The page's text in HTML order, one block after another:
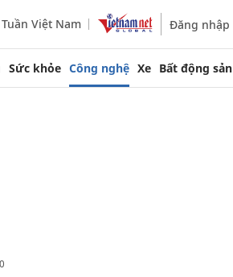
Tuần Việt Nam Đăng nhập
Sức khỏe Công nghệ Xe Bất động sản